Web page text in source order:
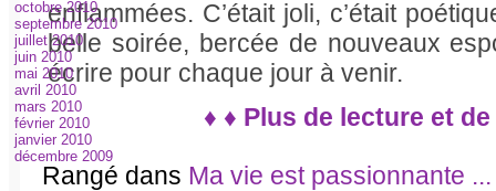
octobre 2010
septembre 2010
juillet 2010
juin 2010
mai 2010
avril 2010
mars 2010
février 2010
janvier 2010
décembre 2009
enflammées. C’était joli, c’était
belle soirée, bercée de nouveaux
écrire pour chaque jour à venir.
♦ ♦ Plus de lecture et
Rangé dans Ma vie est passionnante ...